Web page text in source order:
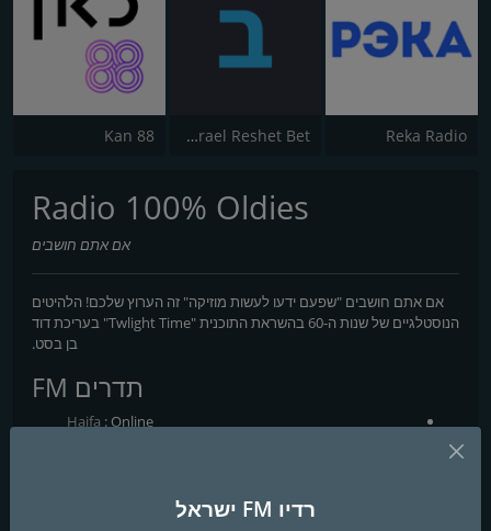
Reka Radio
Kol Israel Reshet Bet
Kan 88
Radio 100% Oldies
אם אתם חושבים
אם אתם חושבים "שפעם ידעו לעשות מוזיקה" זה הערוץ שלכם! הלהיטים
הנוסטלגיים של שנות ה-60 בהשראת התוכנית "Twlight Time" בעריכת דוד
בן בסט.
תדרים FM
Haifa : Online
אתר אינטרנט:http://digital.100fm.co.il
רדיו FM ישראל